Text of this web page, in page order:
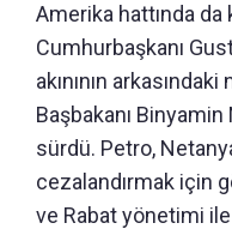
Amerika hattında da
Cumhurbaşkanı
akınının
Başbakanı
sürdü. Petro,
cezalandırmak için
ve Rabat yönetimi ile